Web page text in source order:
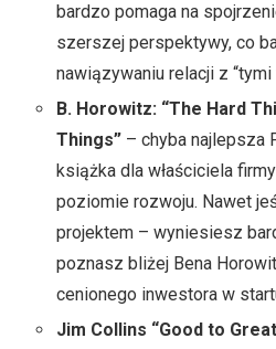
bardzo pomaga na
szerszej perspektywy, co
nawiązywaniu relacji z “tymi
B. Horowitz: “The Hard
Things” – chyba najlepsza
książka dla właściciela
poziomie rozwoju. Nawet
projektem – wyniesiesz
poznasz bliżej Bena
cenionego inwestora w
Jim Collins “Good to